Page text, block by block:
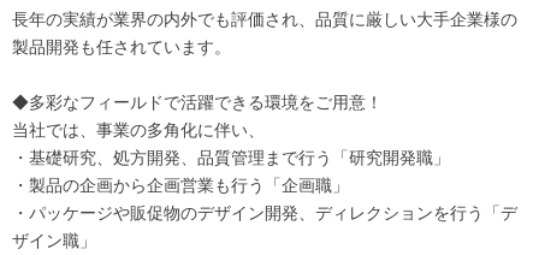
長年の実績が業界の内外でも評価され、品質に厳しい大手企業様の
製品開発も任されています。
◆多彩なフィールドで活躍できる環境をご用意！
当社では、事業の多角化に伴い、
・基礎研究、処方開発、品質管理まで行う「研究開発職」
・製品の企画から企画営業も行う「企画職」
・パッケージや販促物のデザイン開発、ディレクションを行う「デ
ザイン職」